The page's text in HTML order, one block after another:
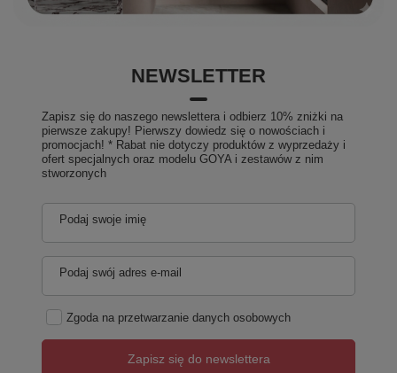
NEWSLETTER
Zapisz się do naszego newslettera i odbierz 10% zniżki na
pierwsze zakupy! Pierwszy dowiedz się o nowościach i
promocjach! * Rabat nie dotyczy produktów z wyprzedaży i
ofert specjalnych oraz modelu GOYA i zestawów z nim
stworzonych
Podaj swoje imię
Podaj swój adres e-mail
Zgoda na przetwarzanie danych osobowych
Zapisz się do newslettera